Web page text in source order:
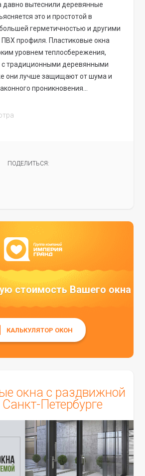
давно вытеснили деревянные
это и простотой в
герметичностью и другими
профиля. Пластиковые окна
уровнем теплосбережения,
с традиционными деревянными
они лучше защищают от шума и
проникновения…
ПОДЕЛИТЬСЯ:
стоимость Вашего окна
КАЛЬКУЛЯТОР ОКОН
окна с раздвижной
Петербурге